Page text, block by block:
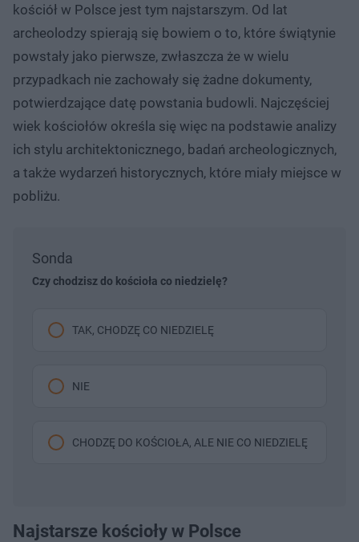
kościół w Polsce jest tym najstarszym. Od lat
archeolodzy spierają się bowiem o to, które świątynie
powstały jako pierwsze, zwłaszcza że w wielu
przypadkach nie zachowały się żadne dokumenty,
potwierdzające datę powstania budowli. Najczęściej
wiek kościołów określa się więc na podstawie analizy
ich stylu architektonicznego, badań archeologicznych,
a także wydarzeń historycznych, które miały miejsce w
pobliżu.
Sonda
Czy chodzisz do kościoła co niedzielę?
TAK, CHODZĘ CO NIEDZIELĘ
NIE
CHODZĘ DO KOŚCIOŁA, ALE NIE CO NIEDZIELĘ
Najstarsze kościoły w Polsce